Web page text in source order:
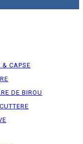
& CAPSE
DE BIROU